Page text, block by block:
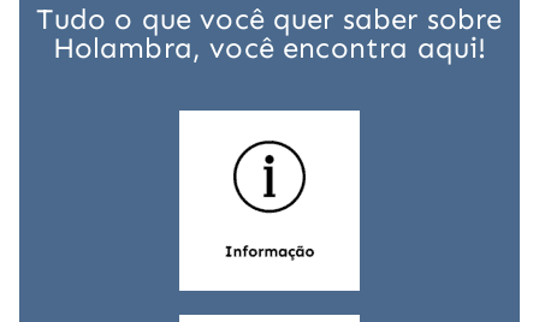
Tudo o que você quer saber sobre
Holambra, você encontra aqui!